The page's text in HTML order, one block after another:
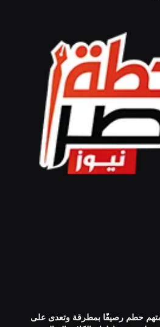
حطم رصيفًا بمطرقة وتعدى على